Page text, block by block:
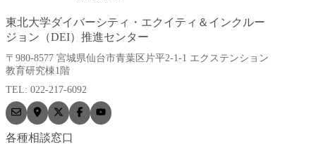
東北大学ダイバーシティ・エクイティ＆インクルー
ジョン（DEI）推進センター
〒980-8577 宮城県仙台市青葉区片平2-1-1 エクステンション
教育研究棟1階
TEL: 022-217-6092
各種相談窓口